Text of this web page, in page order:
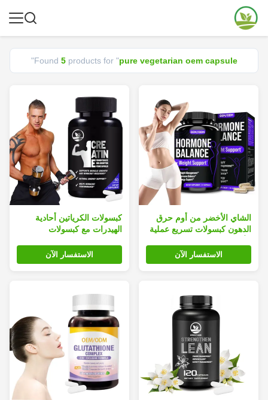
Found 5products for "pure vegetarian oem capsule
"
الشاي الأخضر من أوم حرق
الدهون كبسولات تسريع عملية
الاستفسار الآن
كبسولات الكرياتين أحادية
الهيدرات مع كبسولات
الاستفسار الآن